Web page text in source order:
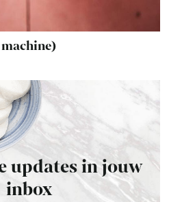
updates in jouw
inbox